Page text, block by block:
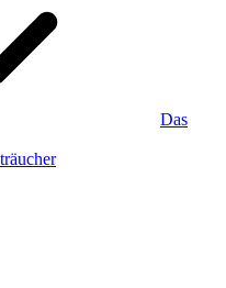
Das